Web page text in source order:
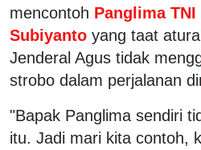
mencontoh Panglima
Subiyanto yang taat
Jenderal Agus tidak
strobo dalam perjalanan
"Bapak Panglima sendiri
itu. Jadi mari kita contoh,